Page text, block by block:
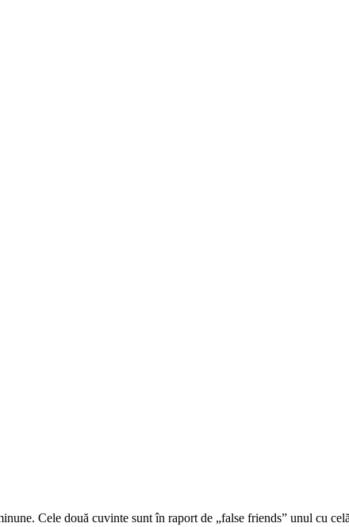
Cele două cuvinte sunt în raport de „false friends” unul cu